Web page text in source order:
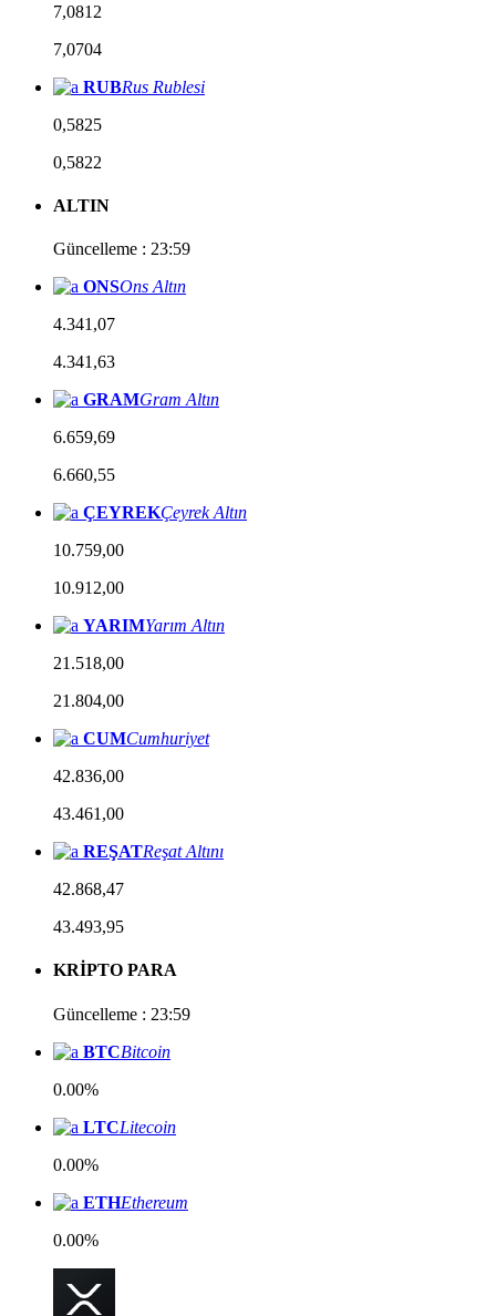
7,0812
7,0704
RUBRus Rublesi
0,5825
0,5822
ALTIN
Güncelleme : 23:59
ONSOns Altın
4.341,07
4.341,63
GRAMGram Altın
6.659,69
6.660,55
ÇEYREKÇeyrek Altın
10.759,00
10.912,00
YARIMYarım Altın
21.518,00
21.804,00
CUMCumhuriyet
42.836,00
43.461,00
REŞATReşat Altını
42.868,47
43.493,95
KRİPTO PARA
Güncelleme : 23:59
BTCBitcoin
0.00%
LTCLitecoin
0.00%
ETHEthereum
0.00%